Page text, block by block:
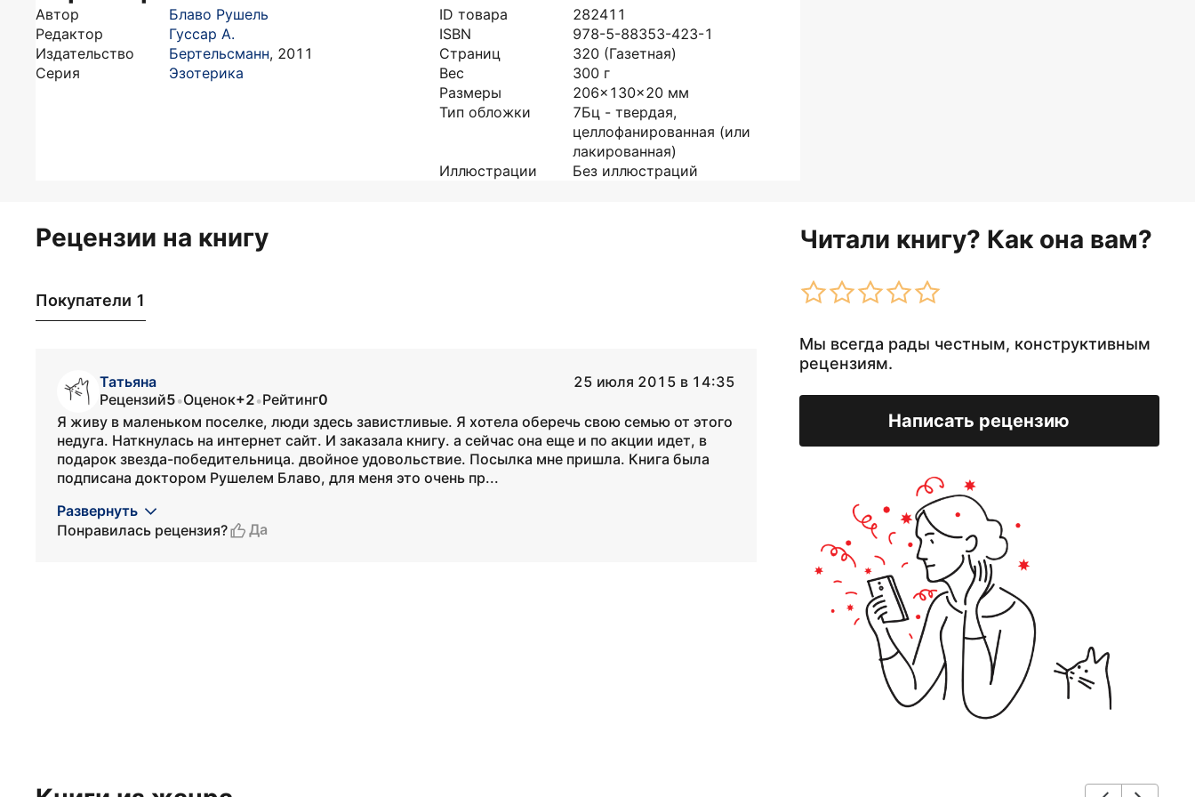
Автор
Блаво Рушель
Редактор
Гуссар А.
Издательство
Бертельсманн, 2011
Серия
Эзотерика
ID товара
282411
ISBN
978-5-88353-423-1
Страниц
320 (Газетная)
Вес
300 г
Размеры
206x130x20 мм
Тип обложки
7Бц - твердая,
целлофанированная (или
лакированная)
Иллюстрации
Без иллюстраций
Рецензии на книгу Читали книгу? Как она вам?
Мы всегда рады честным, конструктивным
рецензиям.
Написать рецензию
Покупатели 1
Татьяна
25 июля 2015 в 14:35
Рецензий5•Оценок+2•Рейтинг0
Я живу в маленьком поселке, люди здесь завистливые. Я хотела оберечь свою семью от этого
недуга. Наткнулась на интернет сайт. И заказала книгу. а сейчас она еще и по акции идет, в
подарок звезда-победительница. двойное удовольствие. Посылка мне пришла. Книга была
подписана доктором Рушелем Блаво, для меня это очень пр...
Развернуть
Понравилась рецензия?
Да